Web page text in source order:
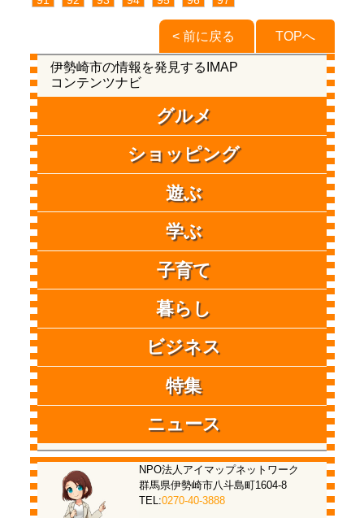
TOPへ
< 前に戻る
伊勢崎市の情報を発見するIMAP
コンテンツナビ
グルメ
ショッピング
遊ぶ
学ぶ
子育て
暮らし
ビジネス
特集
ニュース
NPO法人アイマップネットワーク
群馬県伊勢崎市八斗島町1604-8
TEL:0270-40-3888